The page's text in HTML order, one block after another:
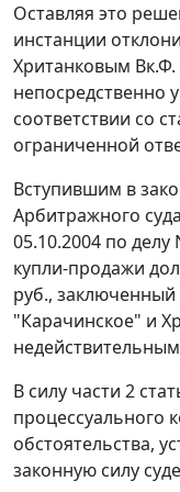
Оставляя это
инстанции
Хританковым
непосредственно
соответствии со
ограниченной
Вступившим в
Арбитражного
05.10.2004 по делу
купли-продажи
руб.,
"Карачинское" и
В силу части 2
процессуального
обстоятельства,
законную силу